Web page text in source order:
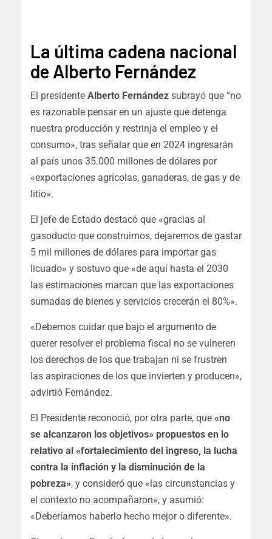
La última cadena nacional
de Alberto Fernández
El presidente Alberto Fernández subrayó que “no
es razonable pensar en un ajuste que detenga
nuestra producción y restrinja el empleo y el
consumo», tras señalar que en 2024 ingresarán
al país unos 35.000 millones de dólares por
«exportaciones agrícolas, ganaderas, de gas y de
litio».
El jefe de Estado destacó que «gracias al
gasoducto que construimos, dejaremos de gastar
5 mil millones de dólares para importar gas
licuado» y sostuvo que «de aquí hasta el 2030
las estimaciones marcan que las exportaciones
sumadas de bienes y servicios crecerán el 80%».
«Debemos cuidar que bajo el argumento de
querer resolver el problema fiscal no se vulneren
los derechos de los que trabajan ni se frustren
las aspiraciones de los que invierten y producen»,
advirtió Fernández.
El Presidente reconoció, por otra parte, que «no
se alcanzaron los objetivos» propuestos en lo
relativo al «fortalecimiento del ingreso, la lucha
contra la inflación y la disminución de la
pobreza», y consideró que «las circunstancias y
el contexto no acompañaron», y asumió:
«Deberíamos haberlo hecho mejor o diferente».